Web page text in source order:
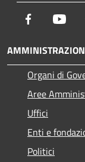
Facebook
Organi di
Aree
Uffici
Enti e
Politici